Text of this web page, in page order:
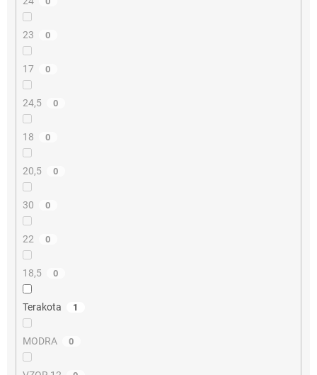
23 0
17 0
24,5 0
18 0
20,5 0
30 0
22 0
18,5 0
Terakota 1
MODRA 0